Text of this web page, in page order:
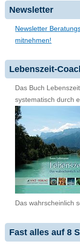
Newsletter
Newsletter
mitnehmen!
Lebenszeit-
Das Buch
systematisch durch
Das wahrscheinlich
Fast alles auf 8